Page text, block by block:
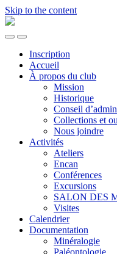
Skip to the content
CLUB
DE
QUÉBEC
Toggle
mobile
menu
Toggle
the
search
field
Inscription
Accueil
À propos du club
Mission
Historique
Conseil
Collections et
Nous joindre
Activités
Ateliers
Encan
Conférences
Excursions
SALON DES
Visites
Calendrier
Documentation
Minéralogie
Paléontologie